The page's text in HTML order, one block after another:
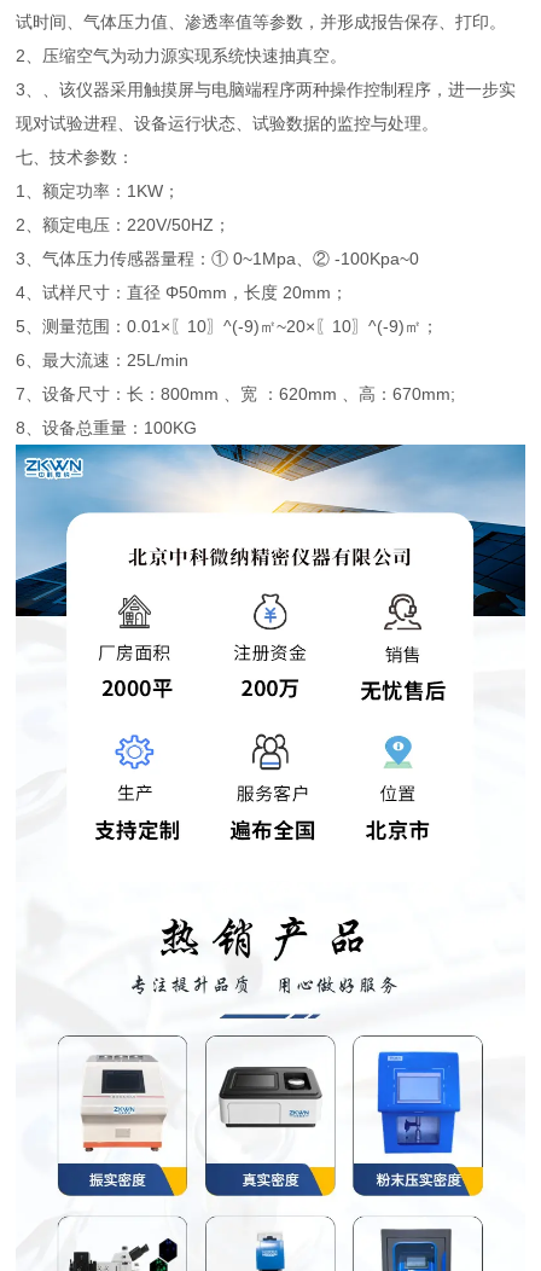
试时间、气体压力值、渗透率值等参数，并形成报告保存、打印。
2、压缩空气为动力源实现系统快速抽真空。
3、、该仪器采用触摸屏与电脑端程序两种操作控制程序，进一步实
现对试验进程、设备运行状态、试验数据的监控与处理。
七、技术参数：
1、额定功率：1KW；
2、额定电压：220V/50HZ；
3、气体压力传感器量程：① 0~1Mpa、② -100Kpa~0
4、试样尺寸：直径 Φ50mm，长度 20mm；
5、测量范围：0.01×〖10〗^(-9)㎡~20×〖10〗^(-9)㎡；
6、最大流速：25L/min
7、设备尺寸：长：800mm 、宽 ：620mm 、高：670mm;
8、设备总重量：100KG